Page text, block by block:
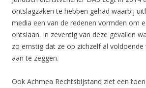
ontslagzaken te hebben gehad waarbij
media een van de redenen vormden om
ontslaan. In zeventig van deze gevallen
zo ernstig dat ze op zichzelf al
aan te zeggen.
Ook Achmea Rechtsbijstand ziet een